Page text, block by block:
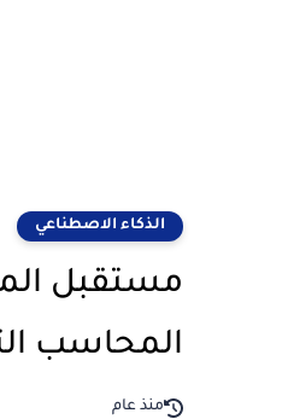
الذكاء الاصطناعي
مستقبل
المحاسب
منذ عام